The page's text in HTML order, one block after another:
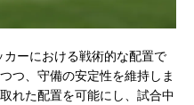
ーにおける戦術的な配置で
つ、守備の安定性を維持しま
れた配置を可能にし、試合中